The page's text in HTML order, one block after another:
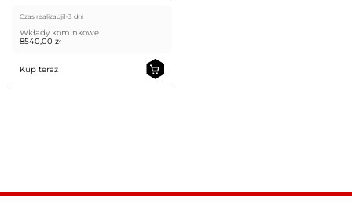
Czas realizacji1-3 dni
Wkłady kominkowe
8540,00 zł
Kup teraz